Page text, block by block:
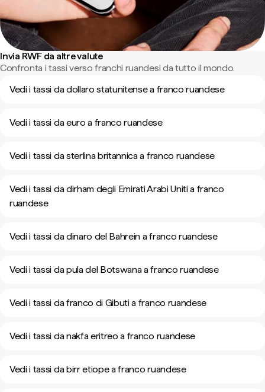
Invia RWF da altre valute
Confronta i tassi verso franchi ruandesi da tutto il mondo.
Vedi i tassi da dollaro statunitense a franco ruandese
Vedi i tassi da euro a franco ruandese
Vedi i tassi da sterlina britannica a franco ruandese
Vedi i tassi da dirham degli Emirati Arabi Uniti a franco
ruandese
Vedi i tassi da dinaro del Bahrein a franco ruandese
Vedi i tassi da pula del Botswana a franco ruandese
Vedi i tassi da franco di Gibuti a franco ruandese
Vedi i tassi da nakfa eritreo a franco ruandese
Vedi i tassi da birr etiope a franco ruandese